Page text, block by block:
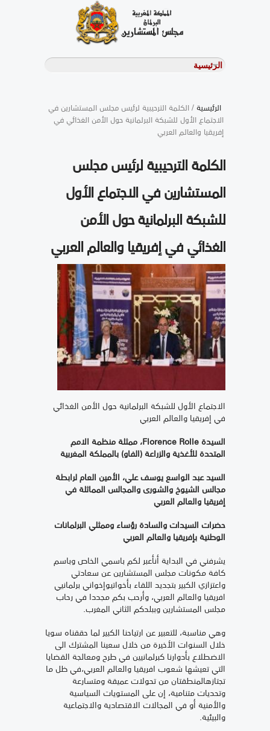
الرئيسية/ الكلمة الترحيبية لرئيس مجلس المستشارين في
الاجتماع الأول للشبكة البرلمانية حول الأمن الغذائي في
إفريقيا والعالم العربي
الكلمة الترحيبية لرئيس مجلس
المستشارين في الاجتماع الأول
للشبكة البرلمانية حول الأمن
الغذائي في إفريقيا والعالم العربي
الاجتماع الأول للشبكة البرلمانية حول الأمن الغذائي
في إفريقيا والعالم العربي
السيدةFlorence Rolle، ممثلة منظمة الامم
المتحدة للأغذية والزراعة (الفاو) بالمملكة المغربية
السيد عبد الواسع يوسف علي، الأمين العام لرابطة
مجالس الشيوخ والشورى والمجالس المماثلة في
إفريقيا والعالم العربي
حضرات السيدات والسادة رؤساء وممثلي البرلمانات
الوطنية بإفريقيا والعالم العربي
يشرفني في البداية أنأعبر لكم باسمي الخاص وباسم
كافة مكونات مجلس المستشارين عن سعادتي
واعتزازي الكبير بتجديد اللقاء بأخواتيوإخواني برلمانيي
افريقيا والعالم العربي، وأرحب بكم مجددا في رحاب
مجلس المستشارين وببلدكم الثاني المغرب.
وهي مناسبة، للتعبير عن ارتياحنا الكبير لما حققناه سويا
خلال السنوات الأخيرة من خلال سعينا المشترك الى
الاضطلاع بأدوارنا كبرلمانيين في طرح ومعالجة القضايا
التي تعيشها شعوب افريقيا والعالم العربي،في ظل ما
تجتازهالمنطقتان من تحولات عميقة ومتسارعة
وتحديات متنامية، إن على المستويات السياسية
والأمنية أو في المجالات الاقتصادية والاجتماعية
والبيئية.